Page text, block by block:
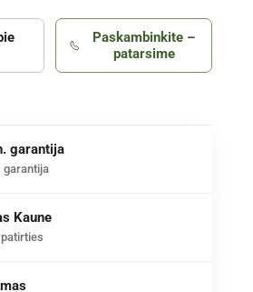
Paskambinkite –
patarsime
garantija
garantija
Kaune